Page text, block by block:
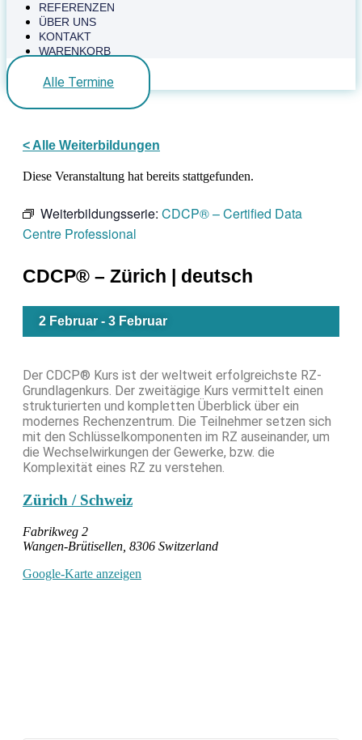
REFERENZEN
ÜBER UNS
KONTAKT
WARENKORB
Alle Termine
< Alle Weiterbildungen
Diese Veranstaltung hat bereits stattgefunden.
Weiterbildungsserie: CDCP® – Certified Data
Centre Professional
CDCP® – Zürich | deutsch
2 Februar - 3 Februar
Der CDCP® Kurs ist der weltweit erfolgreichste RZ-
Grundlagenkurs. Der zweitägige Kurs vermittelt einen
strukturierten und kompletten Überblick über ein
modernes Rechenzentrum. Die Teilnehmer setzen sich
mit den Schlüsselkomponenten im RZ auseinander, um
die Wechselwirkungen der Gewerke, bzw. die
Komplexität eines RZ zu verstehen.
Zürich / Schweiz
Fabrikweg 2
Wangen-Brütisellen 8306 Switzerland
Google-Karte anzeigen